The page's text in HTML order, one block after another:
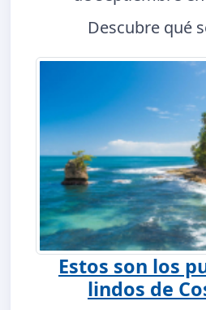
Descubre qué
Estos son los
lindos de